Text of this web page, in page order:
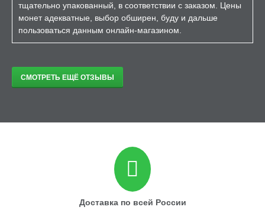
тщательно упакованный, в соответствии с заказом. Цены
монет адекватные, выбор обширен, буду и дальше
пользоваться данным онлайн-магазином.
СМОТРЕТЬ ЕЩЁ ОТЗЫВЫ
Доставка по всей России